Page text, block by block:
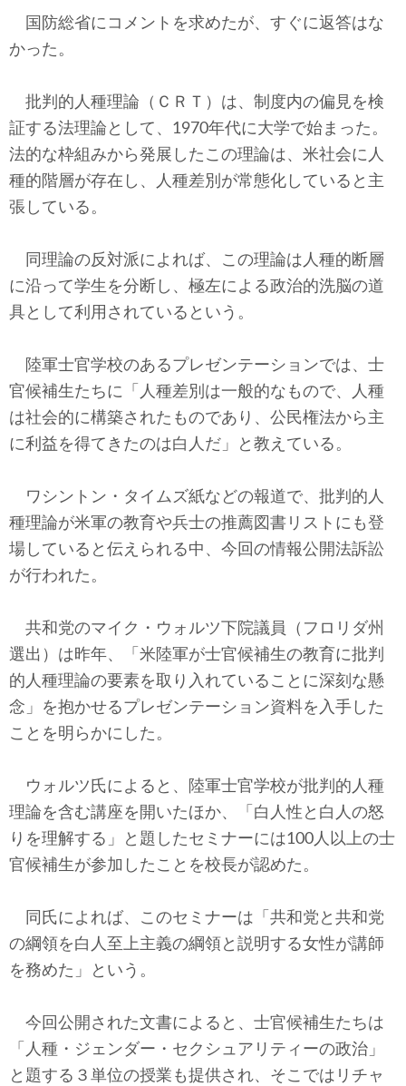
国防総省にコメントを求めたが、すぐに返答はな
かった。
批判的人種理論（ＣＲＴ）は、制度内の偏見を検
証する法理論として、1970年代に大学で始まった。
法的な枠組みから発展したこの理論は、米社会に人
種的階層が存在し、人種差別が常態化していると主
張している。
同理論の反対派によれば、この理論は人種的断層
に沿って学生を分断し、極左による政治的洗脳の道
具として利用されているという。
陸軍士官学校のあるプレゼンテーションでは、士
官候補生たちに「人種差別は一般的なもので、人種
は社会的に構築されたものであり、公民権法から主
に利益を得てきたのは白人だ」と教えている。
ワシントン・タイムズ紙などの報道で、批判的人
種理論が米軍の教育や兵士の推薦図書リストにも登
場していると伝えられる中、今回の情報公開法訴訟
が行われた。
共和党のマイク・ウォルツ下院議員（フロリダ州
選出）は昨年、「米陸軍が士官候補生の教育に批判
的人種理論の要素を取り入れていることに深刻な懸
念」を抱かせるプレゼンテーション資料を入手した
ことを明らかにした。
ウォルツ氏によると、陸軍士官学校が批判的人種
理論を含む講座を開いたほか、「白人性と白人の怒
りを理解する」と題したセミナーには100人以上の士
官候補生が参加したことを校長が認めた。
同氏によれば、このセミナーは「共和党と共和党
の綱領を白人至上主義の綱領と説明する女性が講師
を務めた」という。
今回公開された文書によると、士官候補生たちは
「人種・ジェンダー・セクシュアリティーの政治」
と題する３単位の授業も提供され、そこではリチャ